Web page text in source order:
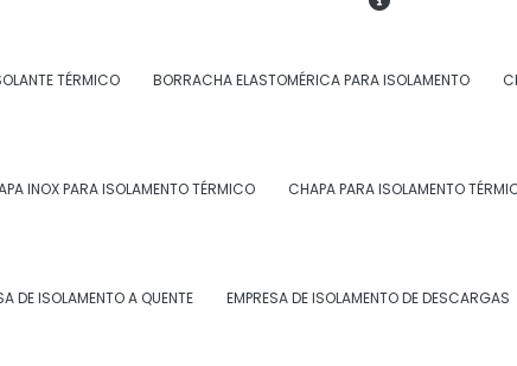
TÉRMICO BORRACHA ELASTOMÉRICA PARA ISOLAMENTO
INOX PARA ISOLAMENTO TÉRMICO CHAPA PARA ISOLAMENTO
DE ISOLAMENTO A QUENTE EMPRESA DE ISOLAMENTO DE DESCARGAS